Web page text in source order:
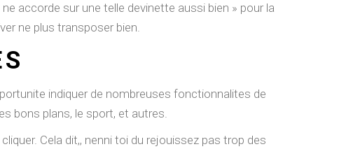
accorde sur une telle devinette aussi bien » pour la
ne plus transposer bien.
indiquer de nombreuses fonctionnalites de
bons plans, le sport, et autres.
Cela dit,, nenni toi du rejouissez pas trop des